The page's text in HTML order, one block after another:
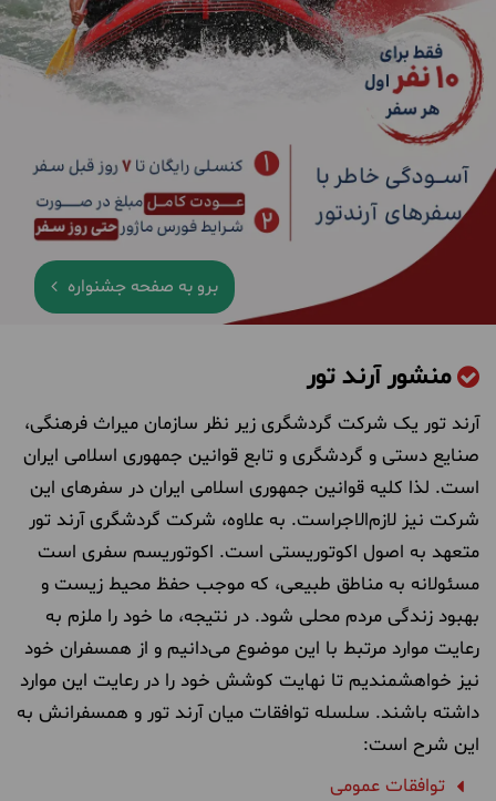
برو به صفحه جشنواره
منشور آرند تور
آرند تور یک شرکت گردشگری زیر نظر سازمان میراث فرهنگی،
صنایع دستی و گردشگری و تابع قوانین جمهوری اسلامی ایران
است. لذا کلیه قوانین جمهوری اسلامی ایران در سفرهای این
شرکت نیز لازم‌الاجراست. به علاوه، شرکت گردشگری آرند تور
متعهد به اصول اکوتوریستی ا‌ست. اکوتوریسم سفری است
مسئولانه به مناطق طبیعی، که موجب حفظ محیط زیست و
بهبود زندگی مردم محلی شود. در نتیجه، ما خود را ملزم به
رعایت موارد مرتبط با این موضوع می‌دانیم و از همسفران خود
نیز خواهشمندیم تا نهایت کوشش خود را در رعایت این موارد
داشته باشند. سلسله توافقات میان آرند تور و همسفرانش به
این شرح است:
توافقات عمومی